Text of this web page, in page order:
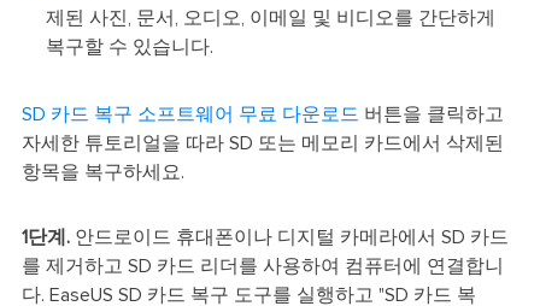
제된 사진, 문서, 오디오, 이메일 및 비디오를 간단하게
복구할 수 있습니다.
SD 카드 복구 소프트웨어 무료 다운로드 버튼을 클릭하고
자세한 튜토리얼을 따라 SD 또는 메모리 카드에서 삭제된
항목을 복구하세요.
1단계.안드로이드 휴대폰이나 디지털 카메라에서 SD 카드
를 제거하고 SD 카드 리더를 사용하여 컴퓨터에 연결합니
다. EaseUS SD 카드 복구 도구를 실행하고 "SD 카드 복